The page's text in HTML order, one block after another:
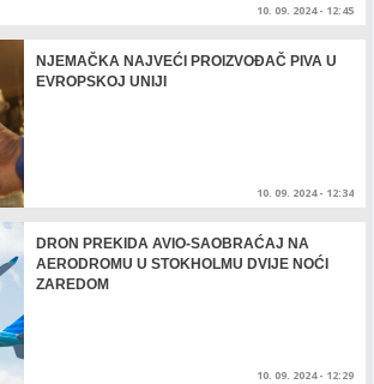
10. 09. 2024 - 12:45
NJEMAČKA NAJVEĆI PROIZVOĐAČ PIVA U
EVROPSKOJ UNIJI
10. 09. 2024 - 12:34
DRON PREKIDA AVIO-SAOBRAĆAJ NA
AERODROMU U STOKHOLMU DVIJE NOĆI
ZAREDOM
10. 09. 2024 - 12:29